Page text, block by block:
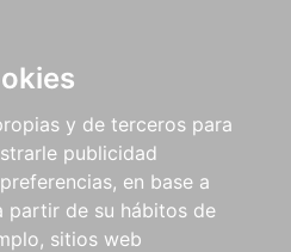
y de terceros para
publicidad
en base a
partir de su hábitos de
sitios web